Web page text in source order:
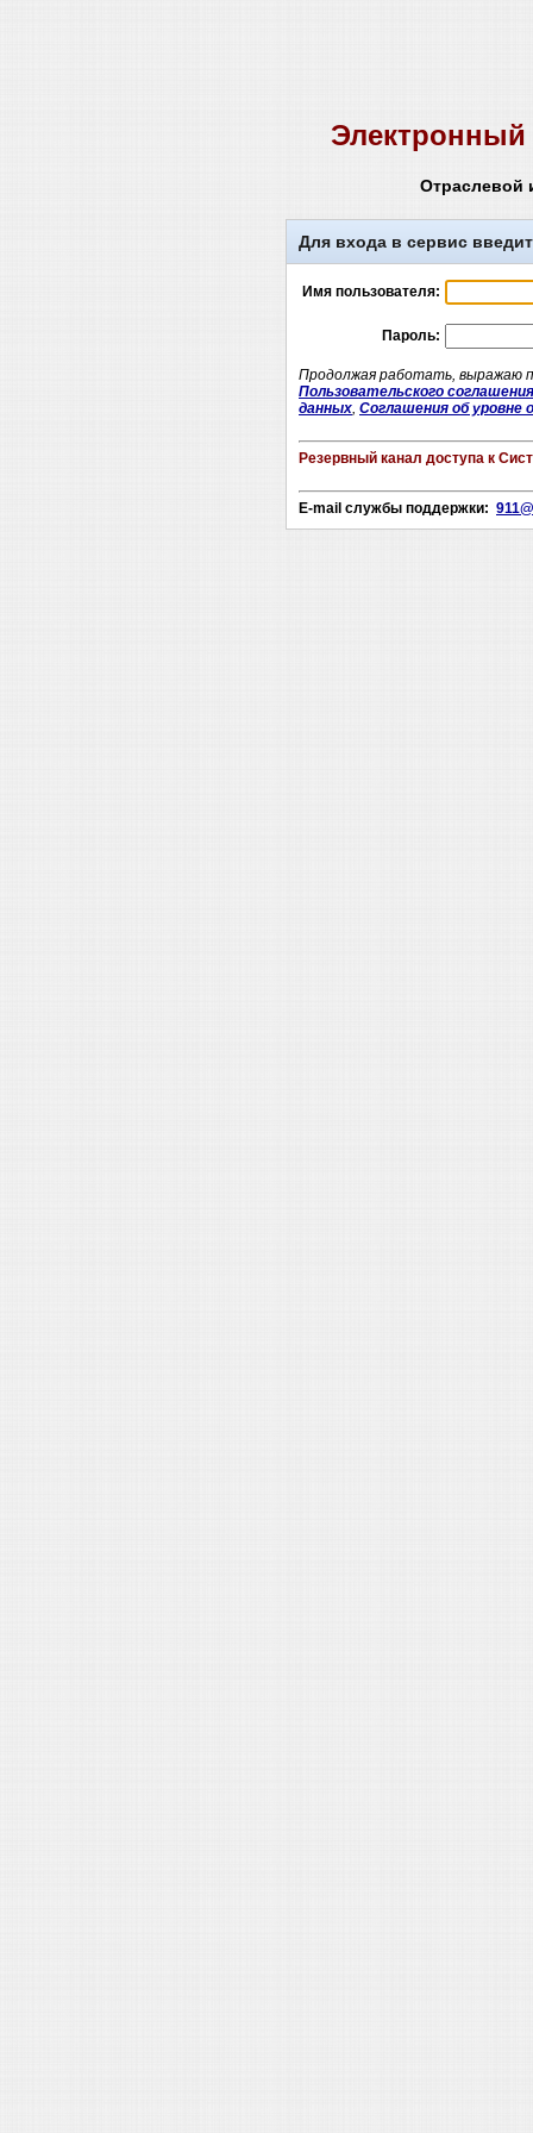
Отраслевой
Для входа в сервис
Имя пользователя:
Пароль:
Продолжая работать, выражаю
Пользовательского соглашения
данных, Соглашения об уровне
Резервный канал доступа к
E-mail службы поддержки: